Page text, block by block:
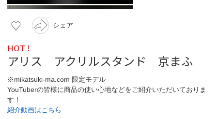
シェア
HOT !
アリス アクリルスタンド 京まふ
※mikatsuki-ma.com 限定モデル
YouTuberの皆様に商品の使い心地などをご紹介いただいておりま
す！
紹介動画はこちら